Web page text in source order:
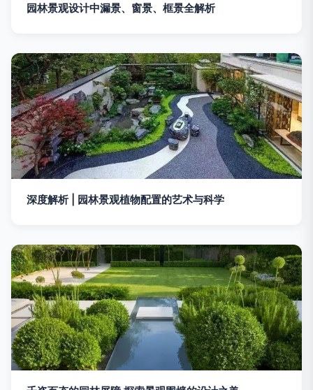
园林景观设计中漏景、窗景、框景全解析
深度解析 | 园林景观植物配置的艺术与科学